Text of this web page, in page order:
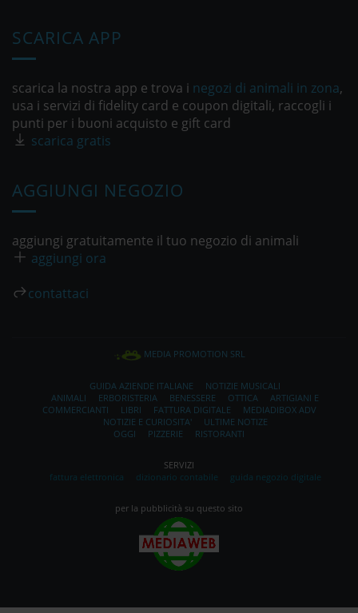
SCARICA APP
scarica la nostra app e trova i negozi di animali in zona,
usa i servizi di fidelity card e coupon digitali, raccogli i
punti per i buoni acquisto e gift card
scarica gratis
AGGIUNGI NEGOZIO
aggiungi gratuitamente il tuo negozio di animali
aggiungi ora
contattaci
MEDIA PROMOTION SRL
GUIDA AZIENDE ITALIANE
NOTIZIE MUSICALI
ANIMALI
ERBORISTERIA BENESSERE OTTICA
ARTIGIANI E
COMMERCIANTI
LIBRI FATTURA DIGITALE
MEDIADIBOX ADV
NOTIZIE E CURIOSITA'
ULTIME NOTIZE
OGGI
PIZZERIE RISTORANTI
SERVIZI
fattura elettronica
dizionario contabile guida negozio digitale
per la pubblicità su questo sito